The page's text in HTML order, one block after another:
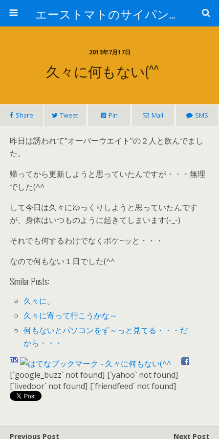
エーストマトのサイパンダイビング日記
2013年7月17日
久々に何もない(^^ゞ
Share Tweet Pin Mail SMS
昨日は誘われて“オーバーウエイト”の２人と飲んでまし
た。
帰ってから更新しようと思っていたんですが・・・無理
でした(^^ゞ
して今日は久々にゆっくりしようと思っていたんです
が、身体はいつものように起きてしまいます(-_-)
それでも何するわけでなくボケ~ッと・・・
なので何もない１日でした(^^ゞ
Similar Posts:
久々に。
久々に寄って行こうかな～
何もないとパソコンをず～っと見てる・・・だ
から・・・
[`google_buzz` not found] [`yahoo` not found]
[`livedoor` not found] [`friendfeed` not found]
Previous Post Next Post